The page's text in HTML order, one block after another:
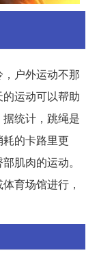
户外运动不那
运动可以帮助
统计，跳绳是
的卡路里更
肌肉的运动。
育场馆进行，